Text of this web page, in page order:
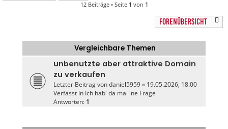
12 Beiträge • Seite 1 von 1
FORENÜBERSICHT
Vergleichbare Themen
unbenutzte aber attraktive Domain
zu verkaufen
Letzter Beitrag vondaniel5959« 19.05.2026, 18:00
Verfasst in Ich hab' da mal 'ne Frage
Antworten: 1